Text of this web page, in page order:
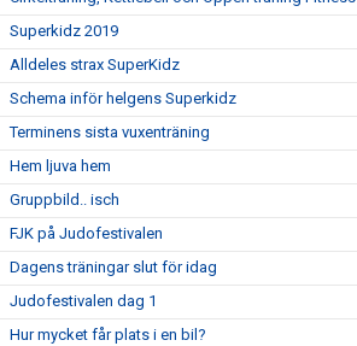
Superkidz 2019
Alldeles strax SuperKidz
Schema inför helgens Superkidz
Terminens sista vuxenträning
Hem ljuva hem
Gruppbild.. isch
FJK på Judofestivalen
Dagens träningar slut för idag
Judofestivalen dag 1
Hur mycket får plats i en bil?